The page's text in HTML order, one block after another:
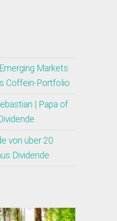
Markets
Coffein-Portfolio
| Papa of
von über 20
Dividende